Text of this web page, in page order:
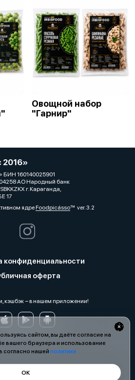
сайтом, вы даёте согласие на
вашего браузера и использование
согласно нашей политике
ОК
Овощной набор
"Гарнир"
2016»
БИН 160140025901
АО Народный банк
г. Караганда,
17
ядреFoodpicássover. 3.2
конфиденциальности
оферта
кэшбэк − в нашем приложении!